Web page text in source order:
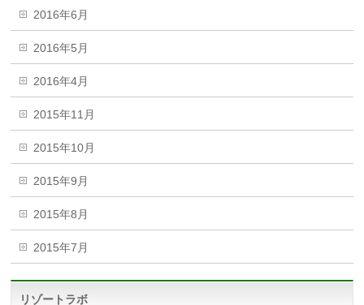
2016年6月
2016年5月
2016年4月
2015年11月
2015年10月
2015年9月
2015年8月
2015年7月
リゾートラボ